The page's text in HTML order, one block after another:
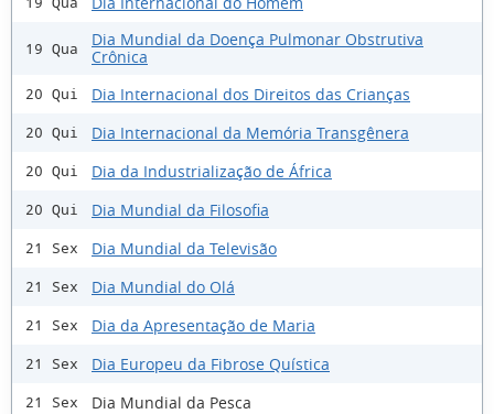
19 Qua
Dia Mundial da Doença Pulmonar Obstrutiva
Crônica
20 Qui Dia Internacional dos Direitos das Crianças
20 Qui Dia Internacional da Memória Transgênera
20 Qui Dia da Industrialização de África
20 Qui Dia Mundial da Filosofia
21 Sex Dia Mundial da Televisão
21 Sex Dia Mundial do Olá
21 Sex Dia da Apresentação de Maria
21 Sex Dia Europeu da Fibrose Quística
21 Sex Dia Mundial da Pesca